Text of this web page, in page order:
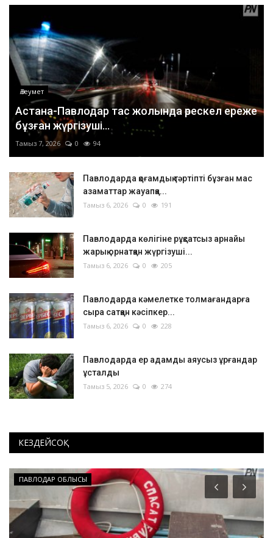
Әлеумет
Астана-Павлодар тас жолында өрескел ереже
бұзған жүргізуші...
Тамыз 7, 2026 0 94
Павлодарда қоғамдық тәртіпті бұзған мас
азаматтар жауапқа...
Тамыз 6, 2026 0 191
Павлодарда көлігіне рұқсатсыз арнайы
жарық орнатқан жүргізуші...
Тамыз 6, 2026 0 205
Павлодарда кәмелетке толмағандарға
сыра сатқан кәсіпкер...
Тамыз 6, 2026 0 228
Павлодарда ер адамды аяусыз ұрғандар
ұсталды
Тамыз 5, 2026 0 274
КЕЗДЕЙСОҚ
ПАВЛОДАР ОБЛЫСЫ